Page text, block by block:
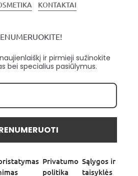
KONTAKTAI
ir pirmieji sužinokite
bei specialius pasiūlymus.
Privatumo
politika
Sąlygos ir
taisyklės